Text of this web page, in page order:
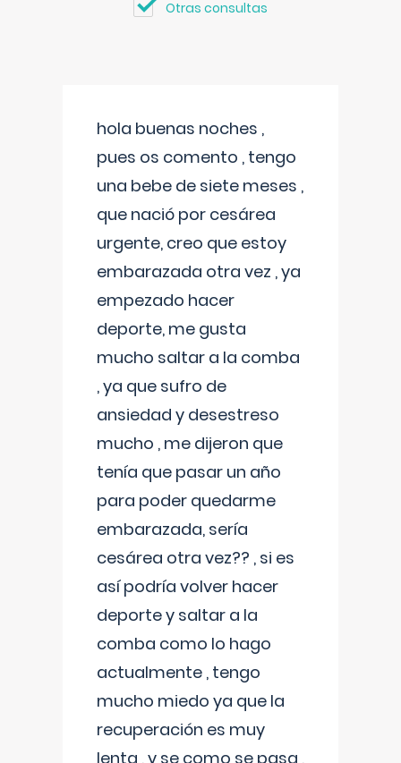
Otras consultas
hola buenas noches ,
pues os comento , tengo
una bebe de siete meses ,
que nació por cesárea
urgente, creo que estoy
embarazada otra vez , ya
empezado hacer
deporte, me gusta
mucho saltar a la comba
, ya que sufro de
ansiedad y desestreso
mucho , me dijeron que
tenía que pasar un año
para poder quedarme
embarazada, sería
cesárea otra vez?? , si es
así podría volver hacer
deporte y saltar a la
comba como lo hago
actualmente , tengo
mucho miedo ya que la
recuperación es muy
lenta , y se como se pasa ,